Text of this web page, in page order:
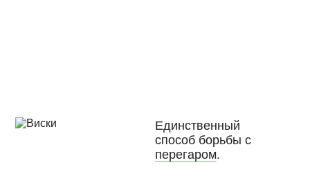
Единственный
способ борьбы с
перегаром.